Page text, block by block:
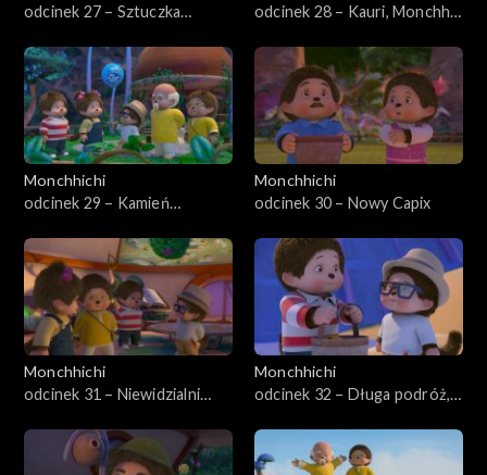
odcinek 27 – Sztuczka
odcinek 28 – Kauri, Monchhi-
Monchhichi
odcinek 29 – Kamień
Monchhichi
odcinek 30 – Nowy Capix
Monchhichi
odcinek 31 – Niewidzialni
Monchhichi
odcinek 32 – Długa podróż,